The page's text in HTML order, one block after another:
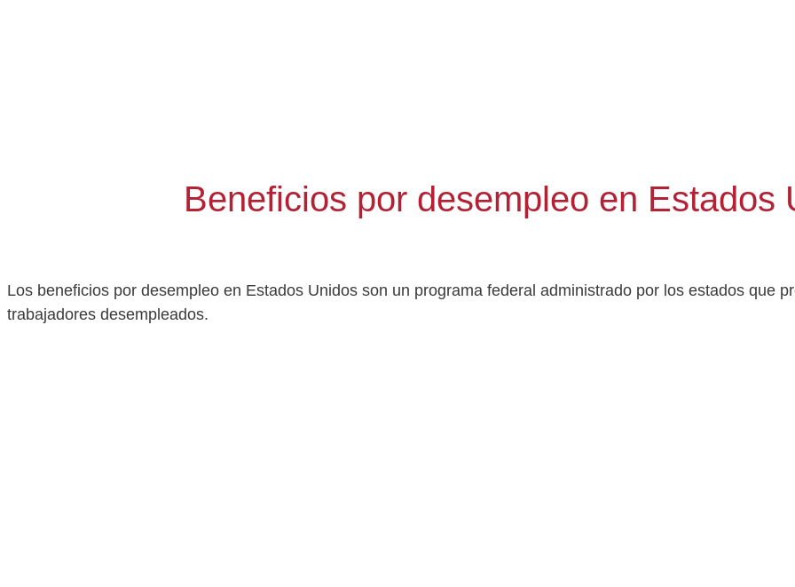
Beneficios por desempleo en Estados
Los beneficios por desempleo en Estados Unidos son un programa federal administrado por los estados que
trabajadores desempleados.